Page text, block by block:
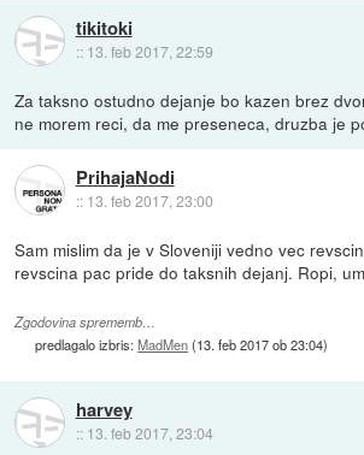
tikitoki
:: 13. feb 2017, 22:59
Za taksno ostudno dejanje bo kazen brez
ne morem reci, da me preseneca, druzba je
PrihajaNodi
:: 13. feb 2017, 23:00
Sam mislim da je v Sloveniji vedno vec
revscina pac pride do taksnih dejanj. Ropi,
Zgodovina sprememb…
predlagalo izbris:MadMen(13. feb 2017 ob 23:04)
harvey
:: 13. feb 2017, 23:04